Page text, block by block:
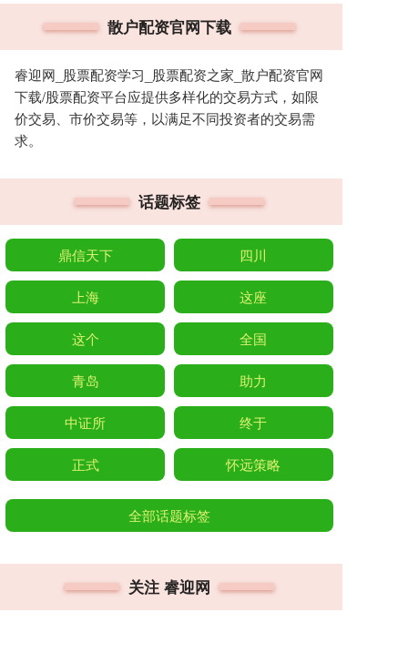
散户配资官网下载
睿迎网_股票配资学习_股票配资之家_散户配资官网
下载/股票配资平台应提供多样化的交易方式，如限
价交易、市价交易等，以满足不同投资者的交易需
求。
话题标签
鼎信天下 四川
上海 这座
这个 全国
青岛 助力
中证所 终于
正式 怀远策略
全部话题标签
关注 睿迎网